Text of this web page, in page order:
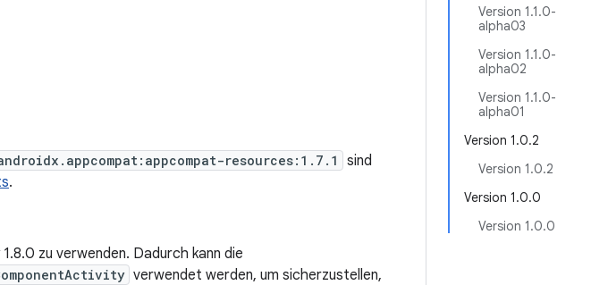
Version 1.1.0-
alpha03
Version 1.1.0-
alpha02
Version 1.1.0-
alpha01
Version 1.0.2
Version 1.0.2
Version 1.0.0
Version 1.0.0
resources:1.7.1
sind
.
zu verwenden. Dadurch kann die
verwendet werden, um sicherzustellen,